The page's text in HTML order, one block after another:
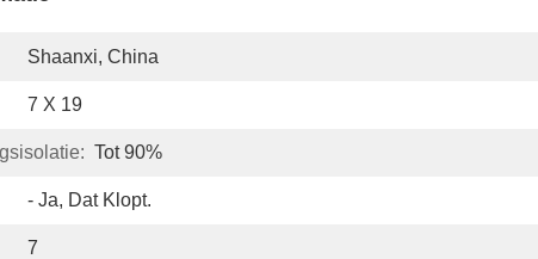
Shaanxi, China
7 X 19
Tot 90%
- Ja, Dat Klopt.
7